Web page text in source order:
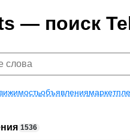
— поиск
объявления
1536